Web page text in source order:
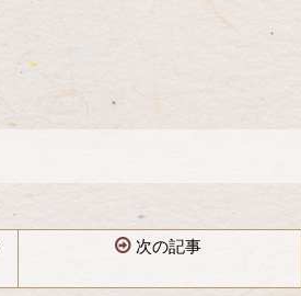
次の記事